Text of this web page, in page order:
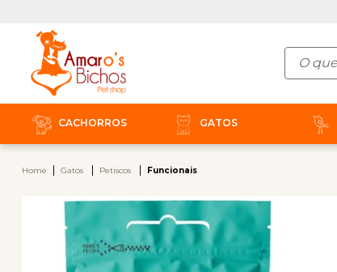
CACHORROS GATOS
Home Gatos Petiscos Funcionais